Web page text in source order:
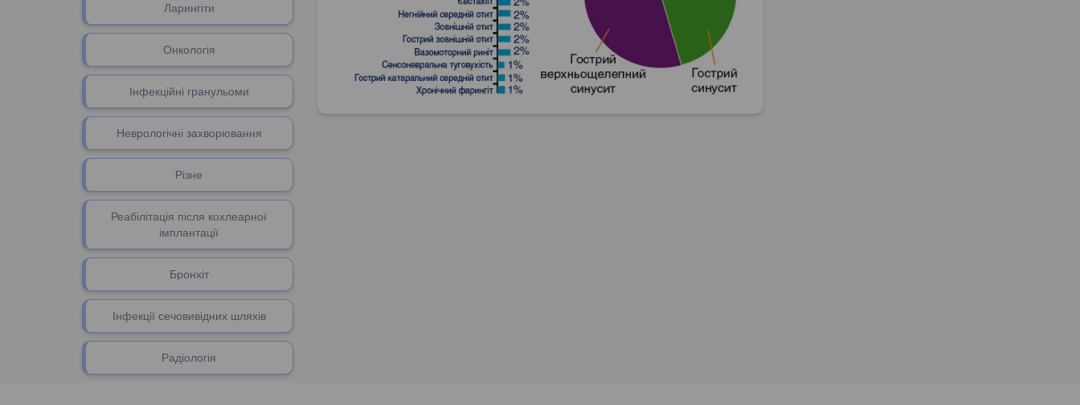
Ларингіти
Онкологія
Інфекційні гранульоми
Неврологічні захворювання
Різне
Реабілітація після кохлеарної
імплантації
Бронхіт
Інфекції сечовивідних шляхів
Радіологія